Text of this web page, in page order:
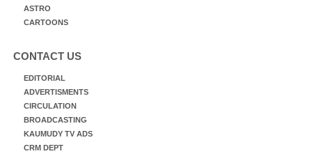
ASTRO
CARTOONS
CONTACT US
EDITORIAL
ADVERTISMENTS
CIRCULATION
BROADCASTING
KAUMUDY TV ADS
CRM DEPT